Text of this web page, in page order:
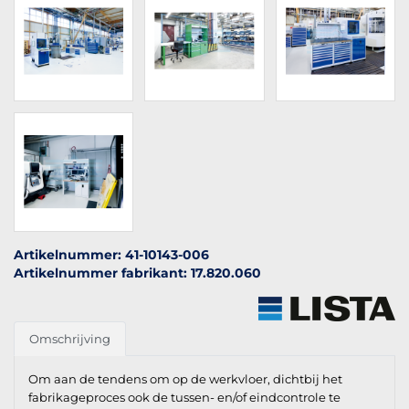
Artikelnummer: 41-10143-006
Artikelnummer fabrikant: 17.820.060
Omschrijving
Om aan de tendens om op de werkvloer, dichtbij het
fabrikageproces ook de tussen- en/of eindcontrole te